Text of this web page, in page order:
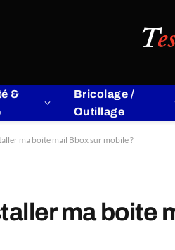
&
Bricolage /
Outillage
ma boite mail Bbox sur mobile ?
ma boite